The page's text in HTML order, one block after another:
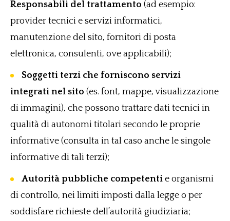
Responsabili del trattamento (ad esempio:
provider tecnici e servizi informatici,
manutenzione del sito, fornitori di posta
elettronica, consulenti, ove applicabili);
Soggetti terzi che forniscono servizi
integrati nel sito (es. font, mappe, visualizzazione
di immagini), che possono trattare dati tecnici in
qualità di autonomi titolari secondo le proprie
informative (consulta in tal caso anche le singole
informative di tali terzi);
Autorità pubbliche competenti e organismi
di controllo, nei limiti imposti dalla legge o per
soddisfare richieste dell’autorità giudiziaria;